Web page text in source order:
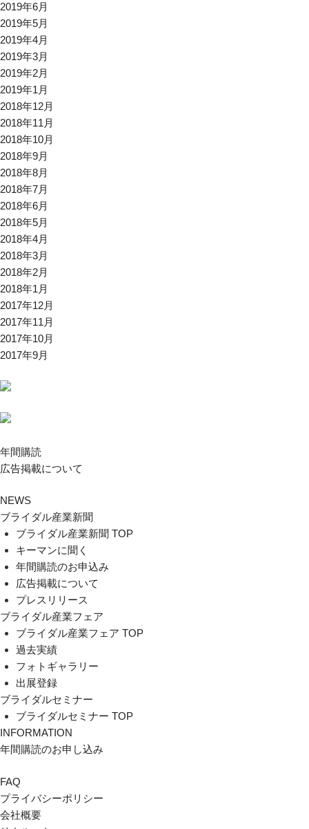
2019年6月
2019年5月
2019年4月
2019年3月
2019年2月
2019年1月
2018年12月
2018年11月
2018年10月
2018年9月
2018年8月
2018年7月
2018年6月
2018年5月
2018年4月
2018年3月
2018年2月
2018年1月
2017年12月
2017年11月
2017年10月
2017年9月
年間購読
広告掲載について
NEWS
ブライダル産業新聞
ブライダル産業新聞 TOP
キーマンに聞く
年間購読のお申込み
広告掲載について
プレスリリース
ブライダル産業フェア
ブライダル産業フェア TOP
過去実績
フォトギャラリー
出展登録
ブライダルセミナー
ブライダルセミナー TOP
INFORMATION
年間購読のお申し込み
FAQ
プライバシーポリシー
会社概要